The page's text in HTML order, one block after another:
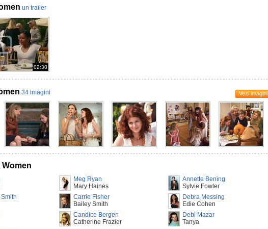
un trailer
02:30
34 imagini Vezi imagini
Meg Ryan
Mary Haines
Annette Bening
Sylvie Fowler
Carrie Fisher
Bailey Smith
Debra Messing
Edie Cohen
Candice Bergen
Catherine Frazier
Debi Mazar
Tanya